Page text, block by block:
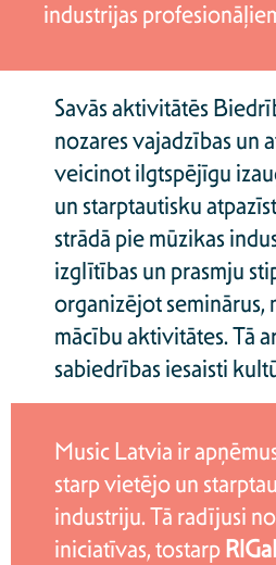
industrijas
Savās aktivitātēs
nozares vajadzības un
veicinot ilgtspējīgu
un starptautisku
strādā pie mūzikas
izglītības un prasmju
organizējot seminārus,
mācību aktivitātes. Tā
sabiedrības iesaisti
Music Latvia ir
starp vietējo un
industriju. Tā radījusi
iniciatīvas, tostarp